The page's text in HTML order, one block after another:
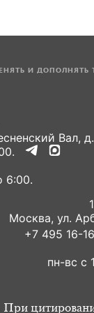
И
Вал, д.
6:00.
Москва, ул.
+7 495 16-
пн-вс с